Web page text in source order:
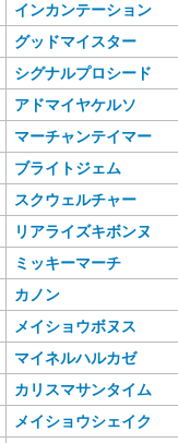
インカンテーション
グッドマイスター
シグナルプロシード
アドマイヤケルソ
マーチャンテイマー
ブライトジェム
スクウェルチャー
リアライズキボンヌ
ミッキーマーチ
カノン
メイショウボヌス
マイネルハルカゼ
カリスマサンタイム
メイショウシェイク